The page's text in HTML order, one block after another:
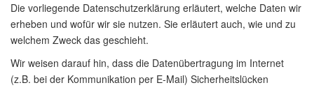
Die vorliegende Datenschutzerklärung erläutert, welche Daten wir
erheben und wofür wir sie nutzen. Sie erläutert auch, wie und zu
welchem Zweck das geschieht.
Wir weisen darauf hin, dass die Datenübertragung im Internet
(z.B. bei der Kommunikation per E-Mail) Sicherheitslücken